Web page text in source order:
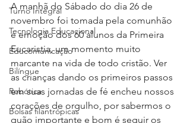
Turno Integral
Tecnologia Educacional
Educomunicação
Bilíngue
Robótica
Bolsas filantrópicas
A manhã do Sábado do dia 26 de
novembro foi tomada pela comunhão
e emoção dos 60 alunos da Primeira
Eucaristia, um momento muito
marcante na vida de todo cristão. Ver
as crianças dando os primeiros passos
em suas jornadas de fé encheu nossos
corações de orgulho, por sabermos o
quão importante e bom é seguir os